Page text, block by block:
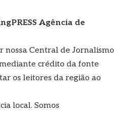
Agência de
Central de Jornalismo
crédito da fonte
os leitores da região ao
local. Somos